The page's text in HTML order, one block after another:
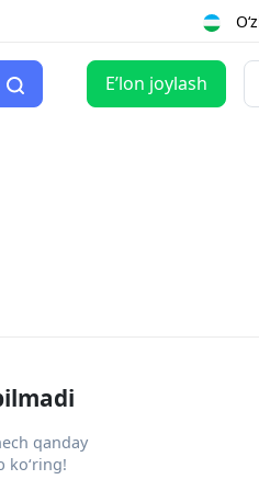
Eʼlon joylash
qanday
ko‘ring!